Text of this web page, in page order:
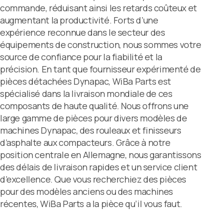
commande, réduisant ainsi les retards coûteux et
augmentant la productivité. Forts d’une
expérience reconnue dans le secteur des
équipements de construction, nous sommes votre
source de confiance pour la fiabilité et la
précision. En tant que fournisseur expérimenté de
pièces détachées Dynapac, WiBa Parts est
spécialisé dans la livraison mondiale de ces
composants de haute qualité. Nous offrons une
large gamme de pièces pour divers modèles de
machines Dynapac, des rouleaux et finisseurs
d’asphalte aux compacteurs. Grâce à notre
position centrale en Allemagne, nous garantissons
des délais de livraison rapides et un service client
d’excellence. Que vous recherchiez des pièces
pour des modèles anciens ou des machines
récentes, WiBa Parts a la pièce qu’il vous faut.